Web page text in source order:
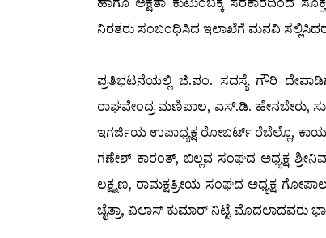
ನಿರತರು ಸಂಬಂಧಿಸಿದ ಇಲಾಖೆಗೆ ಮನವಿ
ಪ್ರತಿಭಟನೆಯಲ್ಲಿ ಜಿ.ಪಂ. ಸದಸ್ಯೆ ಗೌರಿ
ರಾಘವೇಂದ್ರ ಮಣಿಪಾಲ, ಎಸ್.ಡಿ. ಹೇನಬೇರು,
ಇಗರ್ಜಿಯ ಉಪಾಧ್ಯಕ್ಷ ರೋಬರ್ಟ್ ರೆಬೆಲ್ಲೊ,
ಗಣೇಶ್ ಕಾರಂತ್, ಬಿಲ್ಲವ ಸಂಘದ ಅಧ್ಯಕ್ಷ
ಲಕ್ಷ್ಮಣ, ರಾಮಕ್ಷತ್ರೀಯ ಸಂಘದ ಅಧ್ಯಕ್ಷ
ಚೈತ್ರಾ, ವಿಲಾಸ್ ಕುಮಾರ್ ನಿಟ್ಟೆ ಮೊದಲಾದವರು